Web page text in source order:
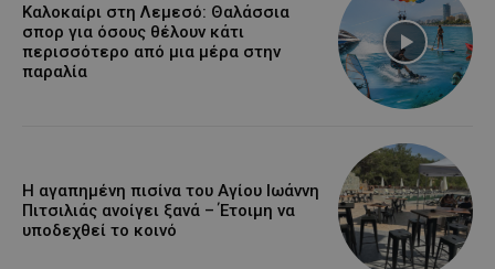
Καλοκαίρι στη Λεμεσό: Θαλάσσια
σπορ για όσους θέλουν κάτι
περισσότερο από μια μέρα στην
παραλία
Η αγαπημένη πισίνα του Αγίου Ιωάννη
Πιτσιλιάς ανοίγει ξανά – Έτοιμη να
υποδεχθεί το κοινό